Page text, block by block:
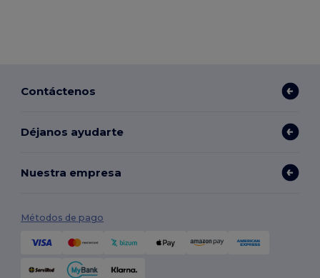
Contáctenos
Déjanos ayudarte
Nuestra empresa
Métodos de pago